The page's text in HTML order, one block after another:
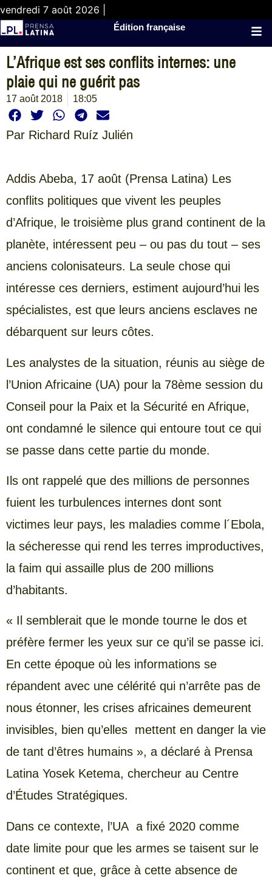
vendredi 7 août 2026 |
Édition française
L’Afrique est ses conflits internes: une
plaie qui ne guérit pas
17 août 2018 18:05
Par Richard Ruíz Julién
Addis Abeba, 17 août (Prensa Latina) Les
conflits politiques que vivent les peuples
d’Afrique, le troisième plus grand continent de la
planète, intéressent peu – ou pas du tout – ses
anciens colonisateurs. La seule chose qui
intéresse ces derniers, estiment aujourd’hui les
spécialistes, est que leurs anciens esclaves ne
débarquent sur leurs côtes.
Les analystes de la situation, réunis au siège de
l’Union Africaine (UA) pour la 78ème session du
Conseil pour la Paix et la Sécurité en Afrique,
ont condamné le silence qui entoure tout ce qui
se passe dans cette partie du monde.
Ils ont rappelé que des millions de personnes
fuient les turbulences internes dont sont
victimes leur pays, les maladies comme l´Ebola,
la sécheresse qui rend les terres improductives,
la faim qui assaille plus de 200 millions
d’habitants.
« Il semblerait que le monde tourne le dos et
préfère fermer les yeux sur ce qu’il se passe ici.
En cette époque où les informations se
répandent avec une célérité qui n’arrête pas de
nous étonner, les crises africaines demeurent
invisibles, bien qu’elles mettent en danger la vie
de tant d’êtres humains », a déclaré à Prensa
Latina Yosek Ketema, chercheur au Centre
d’Études Stratégiques.
Dans ce contexte, l’UA a fixé 2020 comme
date limite pour que les armes se taisent sur le
continent et que, grâce à cette absence de